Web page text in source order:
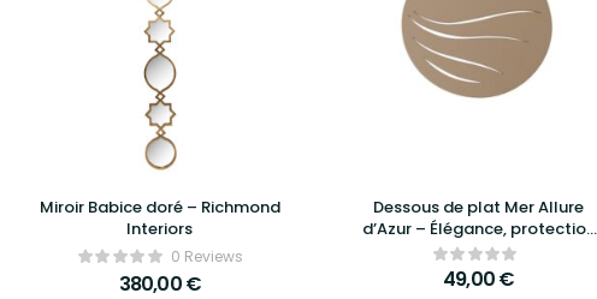
Miroir Babice doré – Richmond
Interiors
0 Reviews
380,00€
Dessous de plat Mer Allure
d’Azur – Élégance, protection
et design raffiné pour vos
tables
49,00€